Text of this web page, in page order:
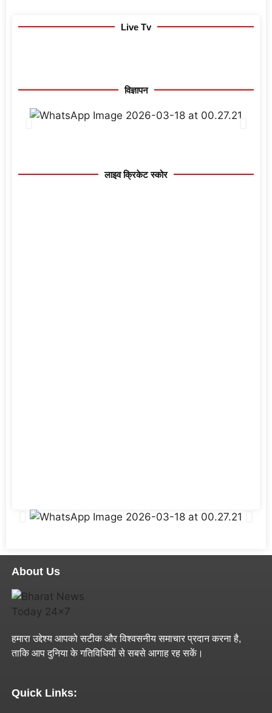
Live Tv
विज्ञापन
लाइव क्रिकेट स्कोर
About Us
हमारा उद्देश्य आपको सटीक और विश्वसनीय समाचार प्रदान करना है,
ताकि आप दुनिया के गतिविधियों से सबसे आगाह रह सकें।
Quick Links: